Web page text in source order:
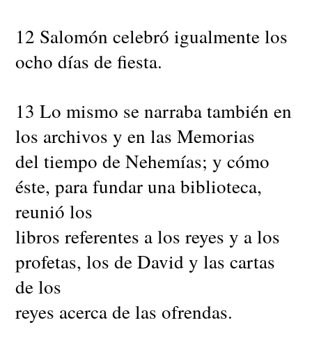
12 Salomón celebró igualmente los
ocho días de fiesta.
13 Lo mismo se narraba también en
los archivos y en las Memorias
del tiempo de Nehemías; y cómo
éste, para fundar una biblioteca,
reunió los
libros referentes a los reyes y a los
profetas, los de David y las cartas
de los
reyes acerca de las ofrendas.